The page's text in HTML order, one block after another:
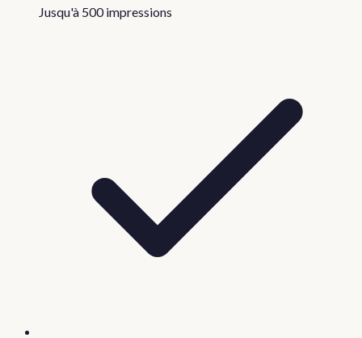
Jusqu'à 500 impressions